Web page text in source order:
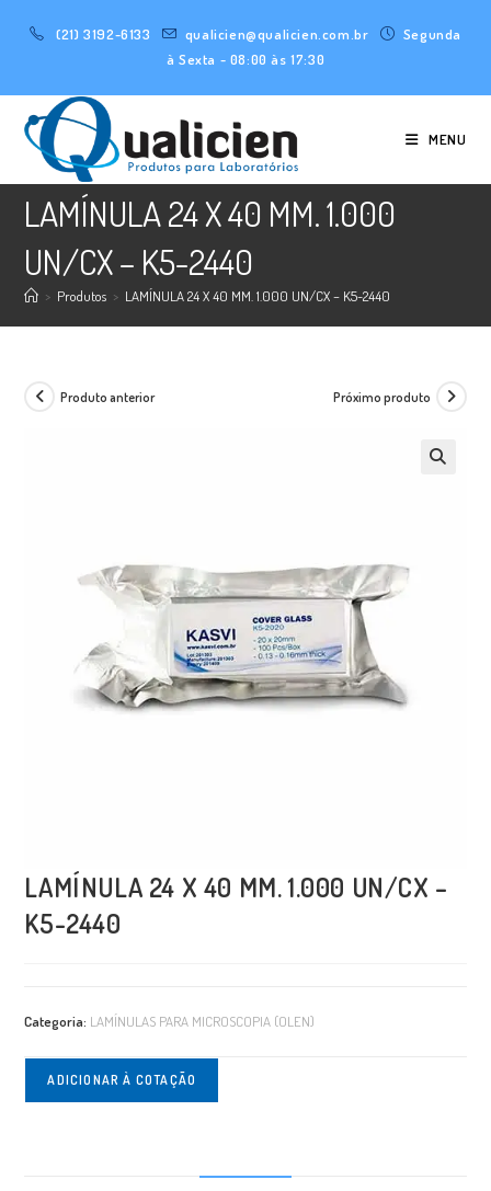
conteúdo
(21) 3192-6133 qualicien@qualicien.com.br
Segunda
à Sexta - 08:00 às 17:30
MENU
LAMÍNULA 24 X 40 MM. 1.000
UN/CX – K5-2440
> Produtos > LAMÍNULA 24 X 40 MM. 1.000 UN/CX – K5-2440
Produto anterior Próximo produto
LAMÍNULA 24 X 40 MM. 1.000 UN/CX –
K5-2440
Categoria: LAMÍNULAS PARA MICROSCOPIA (OLEN)
ADICIONAR À COTAÇÃO